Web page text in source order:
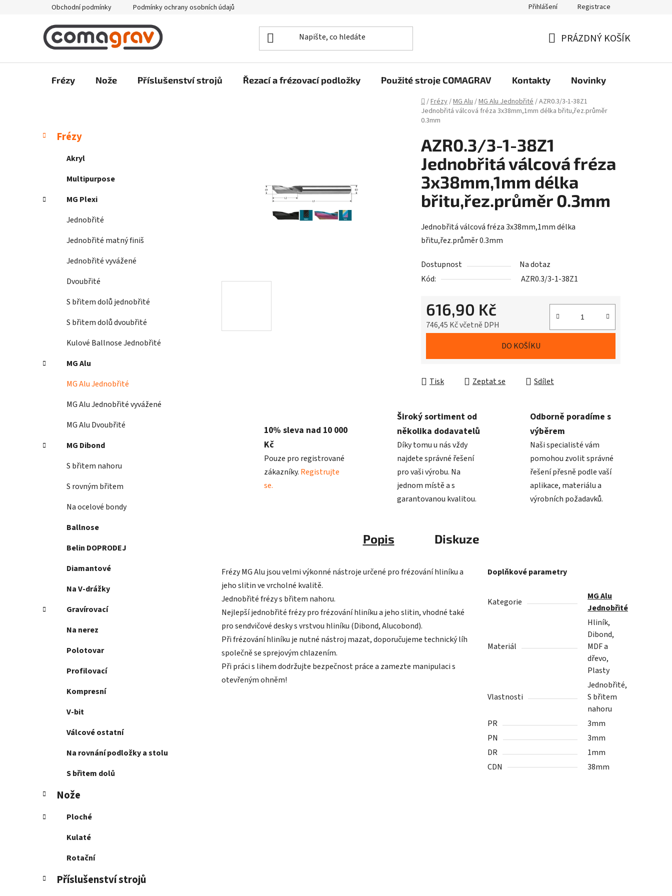
Obchodní podmínky Podmínky ochrany osobních údajů Přihlášení Registrace
KOŠÍK
PRÁZDNÝ KOŠÍK
Frézy Nože Příslušenství strojů Řezací a frézovací podložky Použité stroje COMAGRAV Kontakty Novinky
Domů
/Frézy/MG Alu/MG Alu Jednobřité/AZR0.3/3-1-38Z1
Jednobřitá válcová fréza 3x38mm,1mm délka břitu,řez.průměr
0.3mm
P
a
Přeskočit
kategorie
K
a
r
Frézy
Akryl
Multipurpose
MG Plexi
Jednobřité
Jednobřité matný finiš
Jednobřité vyvážené
Dvoubřité
S břitem dolů jednobřité
S břitem dolů dvoubřité
Kulové Ballnose Jednobřité
MG Alu
MG Alu Jednobřité
MG Alu Jednobřité vyvážené
MG Alu Dvoubřité
MG Dibond
S břitem nahoru
S rovným břitem
Na ocelové bondy
Ballnose
Belin DOPRODEJ
Diamantové
Na V-drážky
Gravírovací
Na nerez
Polotovar
Profilovací
Kompresní
V-bit
Válcové ostatní
Na rovnání podložky a stolu
S břitem dolů
Nože
Ploché
Kulaté
Rotační
Příslušenství strojů
AZR0.3/3-1-38Z1
Jednobřitá válcová fréza
3x38mm,1mm délka
břitu,řez.průměr 0.3mm
Jednobřitá válcová fréza 3x38mm,1mm délka
břitu,řez.průměr 0.3mm
Dostupnost
Na dotaz
Kód:
AZR0.3/3-1-38Z1
616,90 Kč
746,45 Kč včetně DPH
DO KOŠÍKU
Tisk Zeptat se Sdílet
10% sleva nad 10 000
Kč
Pouze pro registrované
zákazníky. Registrujte
se.
Široký sortiment od
několika dodavatelů
Díky tomu u nás vždy
najdete správné řešení
pro vaši výrobu. Na
jednom místě a s
garantovanou kvalitou.
Odborně poradíme s
výběrem
Naši specialisté vám
pomohou zvolit správné
řešení přesně podle vaší
aplikace, materiálu a
výrobních požadavků.
Popis Diskuze
Frézy MG Alu jsou velmi výkonné nástroje určené pro frézování hliníku a
jeho slitin ve vrcholné kvalitě.
Jednobřité frézy s břitem nahoru.
Nejlepší jednobřité frézy pro frézování hliníku a jeho slitin, vhodné také
pro sendvičové desky s vrstvou hliníku (Dibond, Alucobond).
Při frézování hliníku je nutné nástroj mazat, doporučujeme technický líh
společně se sprejovým chlazením.
Při práci s lihem dodržujte bezpečnost práce a zamezte manipulaci s
otevřeným ohněm!
Doplňkové parametry
Kategorie
MG Alu
Jednobřité
Materiál
Hliník,
Dibond,
MDF a
dřevo,
Plasty
Vlastnosti
Jednobřité,
S břitem
nahoru
PR
3mm
PN
3mm
DR
1mm
CDN
38mm